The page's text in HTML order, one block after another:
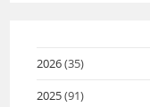
2026(35)
2025(91)